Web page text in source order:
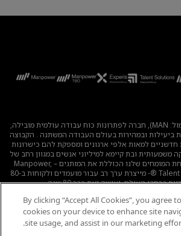
ManpowerGroup® (סימול: MAN), חברה לפתרונות כוח עבודה עולמית מובילה,
ביעילות ובמהירות בעולם העבודה המשתנה . הקבוצה
למאות אלפי ארגונים ומספקת להם כישרונות
משמעותית ובת קיימא למיליוני אנשים במגוון רחב של
תעשיות ומיומנויות. משפחת המומחים שלנו הכוללת את המותגים – Manpower,
®Experis®, ו-Talent Solutions ®- מייצרת ערך רב עבור מועמדים ולקוחות ב-80
ברחבי העולם, ועושה זאת כבר 80 שנה.
הפרטיות | תנאי השימוש | נגישות
אתי
|
By clicking “Accept All Cookies”, you agree
cookies on your device to enhance site
site usage, and assist in our marketing